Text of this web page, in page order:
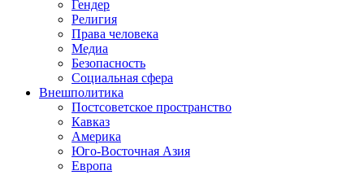
Гендер
Религия
Права человека
Медиа
Безопасность
Социальная сфера
Внешполитика
Постсоветское пространство
Кавказ
Америка
Юго-Восточная Азия
Европа